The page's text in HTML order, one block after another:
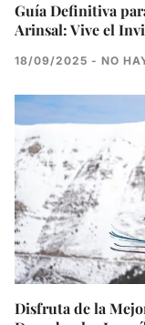
Guía Definitiva
Arinsal: Vive el
18/09/2025 NO
Disfruta de la